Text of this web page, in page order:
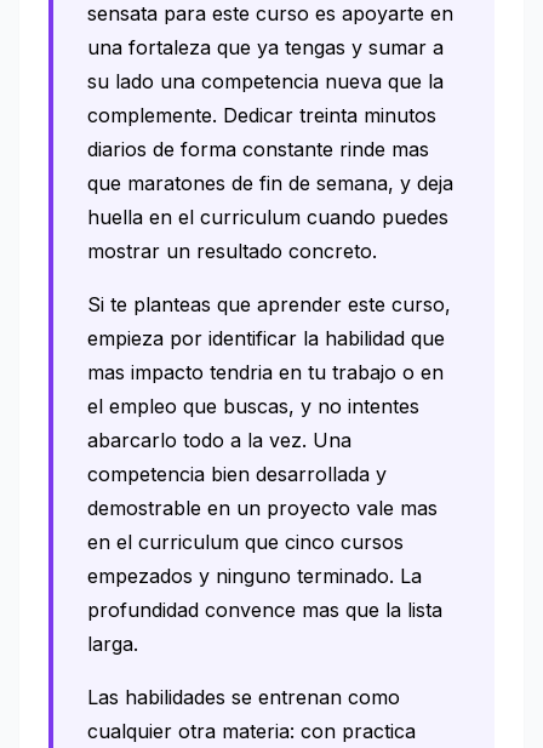
sensata para este curso es apoyarte en
una fortaleza que ya tengas y sumar a
su lado una competencia nueva que la
complemente. Dedicar treinta minutos
diarios de forma constante rinde mas
que maratones de fin de semana, y deja
huella en el curriculum cuando puedes
mostrar un resultado concreto.
Si te planteas que aprender este curso,
empieza por identificar la habilidad que
mas impacto tendria en tu trabajo o en
el empleo que buscas, y no intentes
abarcarlo todo a la vez. Una
competencia bien desarrollada y
demostrable en un proyecto vale mas
en el curriculum que cinco cursos
empezados y ninguno terminado. La
profundidad convence mas que la lista
larga.
Las habilidades se entrenan como
cualquier otra materia: con practica